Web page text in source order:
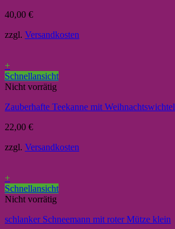
40,00 €
zzgl. Versandkosten
+
Schnellansicht
Nicht vorrätig
Zauberhafte Teekanne mit Weihnachtswichtel
22,00 €
zzgl. Versandkosten
+
Schnellansicht
Nicht vorrätig
schlanker Schneemann mit roter Mütze klein